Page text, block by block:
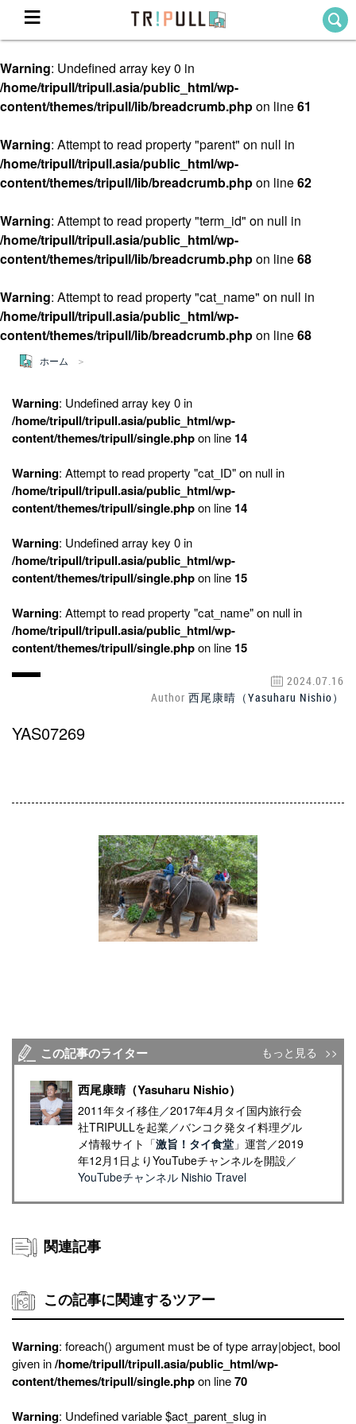
ホーム
Theme
テーマから探す
TRIPULLブログ
About
私たちについて
Warning: Undefined array key 0 in
/home/tripull/tripull.asia/public_html/wp-
content/themes/tripull/lib/breadcrumb.phpon line61
Warning: Attempt to read property "parent" on null in
/home/tripull/tripull.asia/public_html/wp-
content/themes/tripull/lib/breadcrumb.phpon line62
Warning: Attempt to read property "term_id" on null in
/home/tripull/tripull.asia/public_html/wp-
content/themes/tripull/lib/breadcrumb.phpon line68
Warning: Attempt to read property "cat_name" on null in
/home/tripull/tripull.asia/public_html/wp-
content/themes/tripull/lib/breadcrumb.phpon line68
ホーム
Warning: Undefined array key 0 in
/home/tripull/tripull.asia/public_html/wp-
content/themes/tripull/single.phpon line 14
Warning: Attempt to read property "cat_ID" on null in
/home/tripull/tripull.asia/public_html/wp-
content/themes/tripull/single.phpon line 14
Warning: Undefined array key 0 in
/home/tripull/tripull.asia/public_html/wp-
content/themes/tripull/single.phpon line 15
Warning: Attempt to read property "cat_name" on null in
/home/tripull/tripull.asia/public_html/wp-
content/themes/tripull/single.phpon line 15
2024.07.16
Author 西尾康晴（Yasuharu Nishio）
YAS07269
この記事のライター もっと見る
西尾康晴（Yasuharu Nishio）
2011年タイ移住／2017年4月タイ国内旅行会
社TRIPULLを起業／バンコク発タイ料理グル
メ情報サイト「激旨！タイ食堂」運営／2019
年12月1日よりYouTubeチャンネルを開設／
YouTubeチャンネル Nishio Travel
関連記事
この記事に関連するツアー
Warning: foreach() argument must be of type array|object, bool
given in/home/tripull/tripull.asia/public_html/wp-
content/themes/tripull/single.phpon line70
Warning: Undefined variable $act_parent_slug in